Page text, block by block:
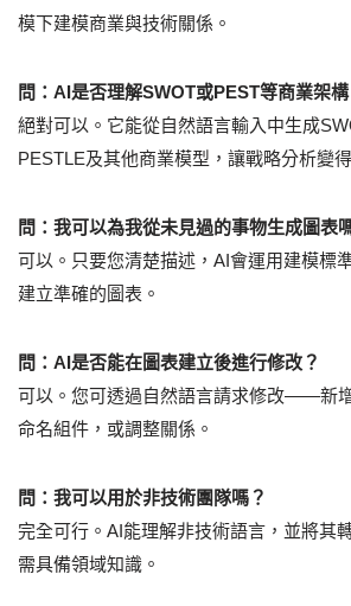
模下建模商業與技術關係。
問：AI是否理解SWOT或PEST等商業架構
絕對可以。它能從自然語言輸入中生成
PESTLE及其他商業模型，讓戰略分析變
問：我可以為我從未見過的事物生成圖表
可以。只要您清楚描述，AI會運用建模標
建立準確的圖表。
問：AI是否能在圖表建立後進行修改？
可以。您可透過自然語言請求修改——新
命名組件，或調整關係。
問：我可以用於非技術團隊嗎？
完全可行。AI能理解非技術語言，並將其
需具備領域知識。